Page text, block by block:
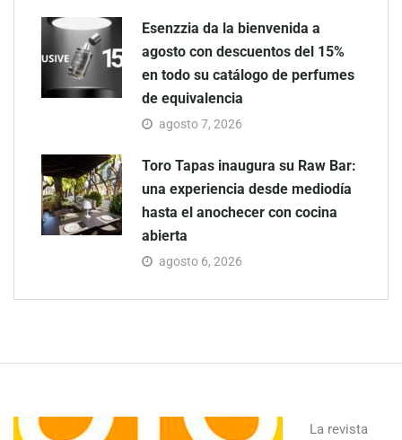
Esenzzia da la bienvenida a
agosto con descuentos del 15%
en todo su catálogo de perfumes
de equivalencia
agosto 7, 2026
Toro Tapas inaugura su Raw Bar:
una experiencia desde mediodía
hasta el anochecer con cocina
abierta
agosto 6, 2026
La revista